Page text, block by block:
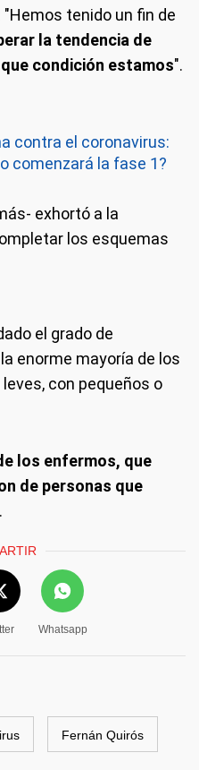
"Hemos tenido un fin de
la tendencia de
condición estamos".
contra el coronavirus:
comenzará la fase 1?
exhortó a la
los esquemas
el grado de
enorme mayoría de los
con pequeños o
los enfermos, que
de personas que
Whatsapp
Fernán Quirós